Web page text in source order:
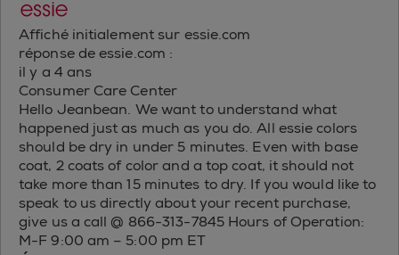
Affiché initialement sur essie.com
réponse de essie.com :
il y a 4 ans
Consumer Care Center
Hello Jeanbean. We want to understand what
happened just as much as you do. All essie colors
should be dry in under 5 minutes. Even with base
coat, 2 coats of color and a top coat, it should not
take more than 15 minutes to dry. If you would like to
speak to us directly about your recent purchase,
give us a call @ 866-313-7845 Hours of Operation:
M-F 9:00 am – 5:00 pm ET